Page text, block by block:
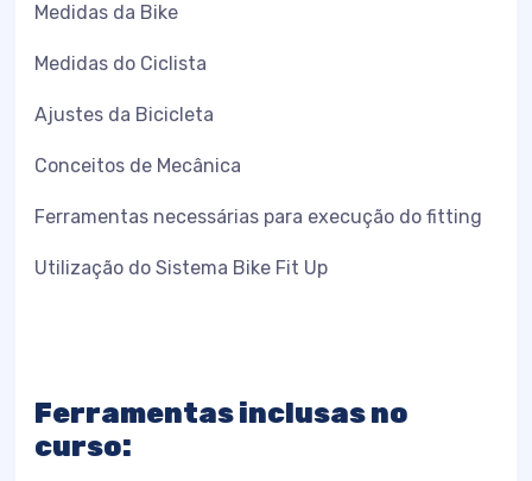
Medidas da Bike
Medidas do Ciclista
Ajustes da Bicicleta
Conceitos de Mecânica
Ferramentas necessárias para execução do fitting
Utilização do Sistema Bike Fit Up
Ferramentas inclusas no
curso: